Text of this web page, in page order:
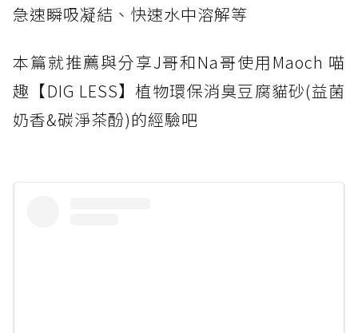
急速瞬吸凝結、快速水中溶解等
本篇就推薦與分享J哥和Na哥使用Maoch 喵
趣【DIG LESS】植物環保消臭豆腐貓砂(益菌
奶香&碳淨茶酚)的經驗吧